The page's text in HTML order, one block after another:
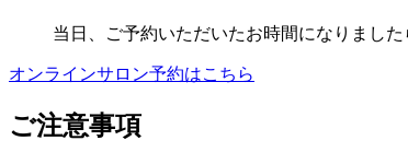
当日、ご予約いただいたお時間になりまし
オンラインサロン予約はこちら
ご注意事項